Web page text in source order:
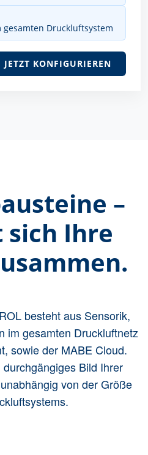
gesamten Druckluftsystem
JETZT KONFIGURIEREN
–
sich Ihre
besteht aus Sensorik,
im gesamten Druckluftnetz
sowie der MABE Cloud.
Bild Ihrer
von der Größe